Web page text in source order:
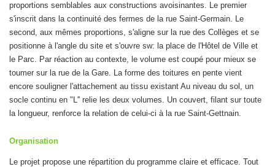
proportions semblables aux constructions avoisinantes. Le premier
s'inscrit dans la continuité des fermes de la rue Saint-Germain. Le
second, aux mêmes proportions, s'aligne sur la rue des Collèges et se
positionne à l'angle du site et s'ouvre sw: la place de l'Hôtel de Ville et
le Parc. Par réaction au contexte, le volume est coupé pour mieux se
toumer sur la rue de la Gare. La forme des toitures en pente vient
encore souligner l'attachement au tissu existant Au niveau du sol, un
socle continu en "L'' relie les deux volumes. Un couvert, filant sur toute
la longueur, renforce la relation de celui-ci à la rue Saint-Gettnain.
Organisation
Le projet propose une répartition du programme claire et efficace. Tout